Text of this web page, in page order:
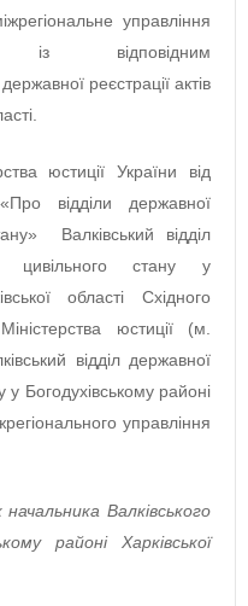
управління
із відповідним
реєстрації актів
юстиції України від
відділи державної
Валківський відділ
цивільного стану у
області Східного
юстиції (м.
відділ державної
у Богодухівському районі
управління
Валківського
районі Харківської